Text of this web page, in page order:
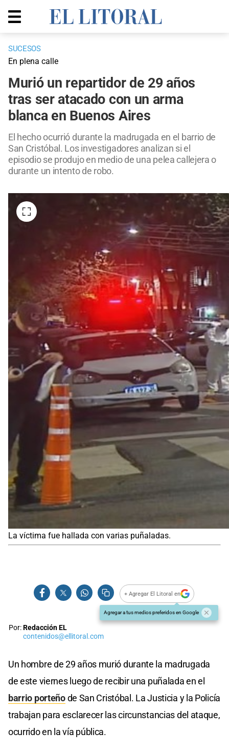
SUCESOS
En plena calle
Murió un repartidor de 29 años
tras ser atacado con un arma
blanca en Buenos Aires
El hecho ocurrió durante la madrugada en el barrio de
San Cristóbal. Los investigadores analizan si el
episodio se produjo en medio de una pelea callejera o
durante un intento de robo.
La víctima fue hallada con varias puñaladas.
+ Agregar El Litoral en
Agregar a tus medios preferidos en Google
Por:Redacción EL
contenidos@ellitoral.com
Un hombre de 29 años murió durante la madrugada
de este viernes luego de recibir una puñalada en el
barrio porteñode San Cristóbal. La Justicia y la Policía
trabajan para esclarecer las circunstancias del ataque,
ocurrido en la vía pública.